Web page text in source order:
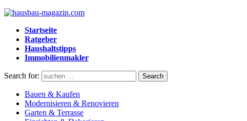
Startseite
Ratgeber
Haushaltstipps
Immobilienmakler
Search for: Search
Bauen & Kaufen
Modernisieren & Renovieren
Garten & Terrasse